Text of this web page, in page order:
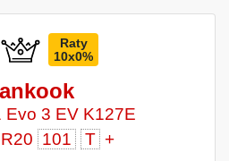
Raty
10x0%
Evo 3 EV K127E
101 T +